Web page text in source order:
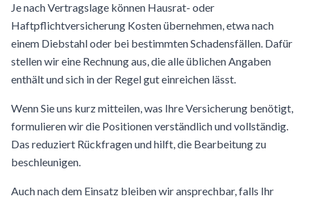
Je nach Vertragslage können Hausrat- oder
Haftpflichtversicherung Kosten übernehmen, etwa nach
einem Diebstahl oder bei bestimmten Schadensfällen. Dafür
stellen wir eine Rechnung aus, die alle üblichen Angaben
enthält und sich in der Regel gut einreichen lässt.
Wenn Sie uns kurz mitteilen, was Ihre Versicherung benötigt,
formulieren wir die Positionen verständlich und vollständig.
Das reduziert Rückfragen und hilft, die Bearbeitung zu
beschleunigen.
Auch nach dem Einsatz bleiben wir ansprechbar, falls Ihr